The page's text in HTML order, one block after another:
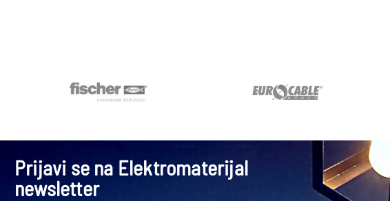
Prijavi se na Elektromaterijal
newsletter